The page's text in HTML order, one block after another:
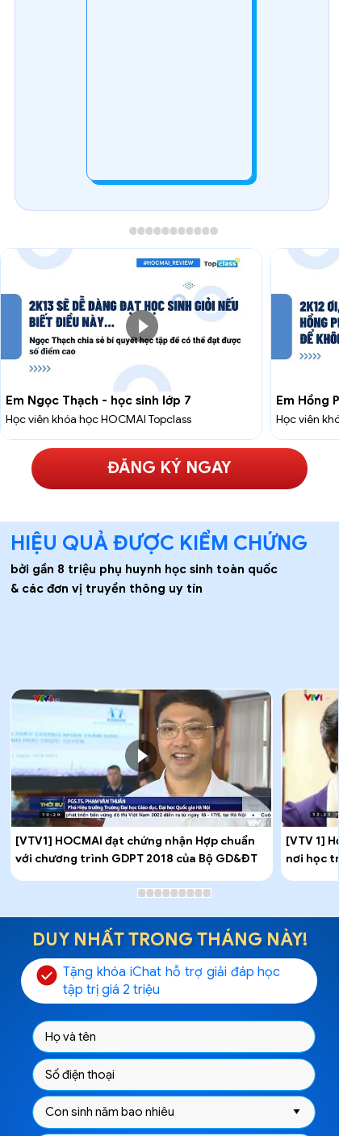
Em Ngọc Thạch - học sinh lớp 7
Học viên khóa học HOCMAI Topclass
Em Hồng
Học viên
ĐĂNG KÝ NGAY
HIỆU QUẢ ĐƯỢC KIỂM CHỨNG
bởi gần 8 triệu phụ huynh học sinh toàn quốc
& các đơn vị truyền thông uy tín
[VTV1] HOCMAI đạt chứng nhận Hợp chuẩn
với chương trình GDPT 2018 của Bộ GD&ĐT
[VTV 1]
nơi học
DUY NHẤT TRONG THÁNG NÀY!
Tặng khóa iChat hỗ trợ giải đáp học
tập trị giá 2 triệu